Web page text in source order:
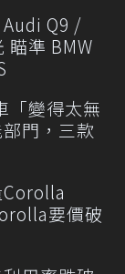
Q9 /
瞄準 BMW
「變得太無
門，三款
要價破